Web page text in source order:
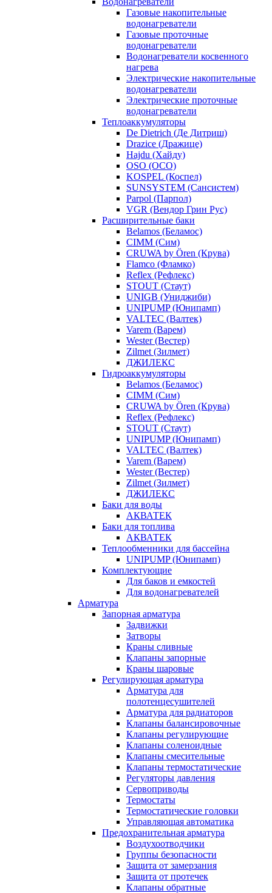
Газовые накопительные
водонагреватели
Газовые проточные
водонагреватели
Водонагреватели косвенного
нагрева
Электрические накопительные
водонагреватели
Электрические проточные
водонагреватели
Теплоаккумуляторы
De Dietrich (Де Дитриш)
Drazice (Дражице)
Hajdu (Хайду)
OSO (ОСО)
KOSPEL (Коспел)
SUNSYSTEM (Сансистем)
Parpol (Парпол)
VGR (Вендор Грин Рус)
Расширительные баки
Belamos (Беламос)
CIMM (Сим)
CRUWA by Ören (Крува)
Flamco (Фламко)
Reflex (Рефлекс)
STOUT (Стаут)
UNIGB (Униджиби)
UNIPUMP (Юнипамп)
VALTEC (Валтек)
Varem (Варем)
Wester (Вестер)
Zilmet (Зилмет)
ДЖИЛЕКС
Гидроаккумуляторы
Belamos (Беламос)
CIMM (Сим)
CRUWA by Ören (Крува)
Reflex (Рефлекс)
STOUT (Стаут)
UNIPUMP (Юнипамп)
VALTEC (Валтек)
Varem (Варем)
Wester (Вестер)
Zilmet (Зилмет)
ДЖИЛЕКС
Баки для воды
АКВАТЕК
Баки для топлива
АКВАТЕК
Теплообменники для бассейна
UNIPUMP (Юнипамп)
Комплектующие
Для баков и емкостей
Для водонагревателей
Арматура
Запорная арматура
Задвижки
Затворы
Краны сливные
Клапаны запорные
Краны шаровые
Регулирующая арматура
Арматура для
полотенцесушителей
Арматура для радиаторов
Клапаны балансировочные
Клапаны регулирующие
Клапаны соленоидные
Клапаны смесительные
Клапаны термостатические
Регуляторы давления
Сервоприводы
Термостаты
Термостатические головки
Управляющая автоматика
Предохранительная арматура
Воздухоотводчики
Группы безопасности
Защита от замерзания
Защита от протечек
Клапаны обратные